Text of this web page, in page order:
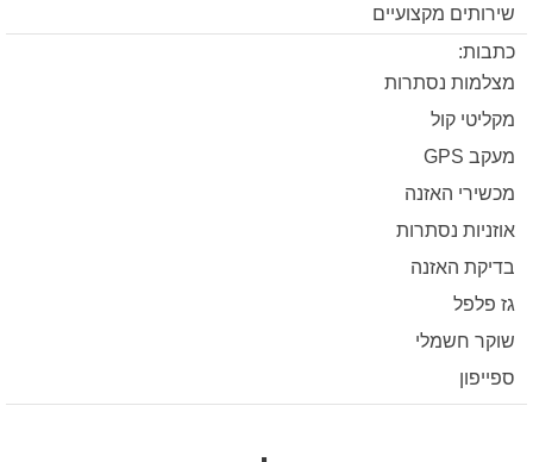
שירותים מקצועיים
כתבות:
מצלמות נסתרות
מקליטי קול
מעקב GPS
מכשירי האזנה
אוזניות נסתרות
בדיקת האזנה
גז פלפל
שוקר חשמלי
ספייפון